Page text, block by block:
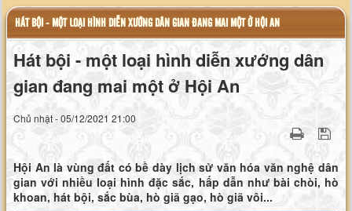
HÁT BỘI - MỘT LOẠI HÌNH DIỄN XƯỚNG DÂN GIAN ĐANG MAI MỘT Ở HỘI AN
Hát bội - một loại hình diễn xướng dân
gian đang mai một ở Hội An
Chủ nhật - 05/12/2021 21:00
Hội An là vùng đất có bề dày lịch sử văn hóa văn nghệ dân
gian với nhiều loại hình đặc sắc, hấp dẫn như bài chòi, hò
khoan, hát bội, sắc bùa, hò giã gạo, hò giã vôi...